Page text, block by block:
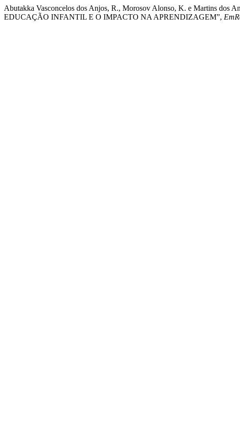
Abutakka Vasconcelos dos Anjos, R., Morosov Alonso, K. e Martins
EDUCAÇÃO INFANTIL E O IMPACTO NA APRENDIZAGEM”,